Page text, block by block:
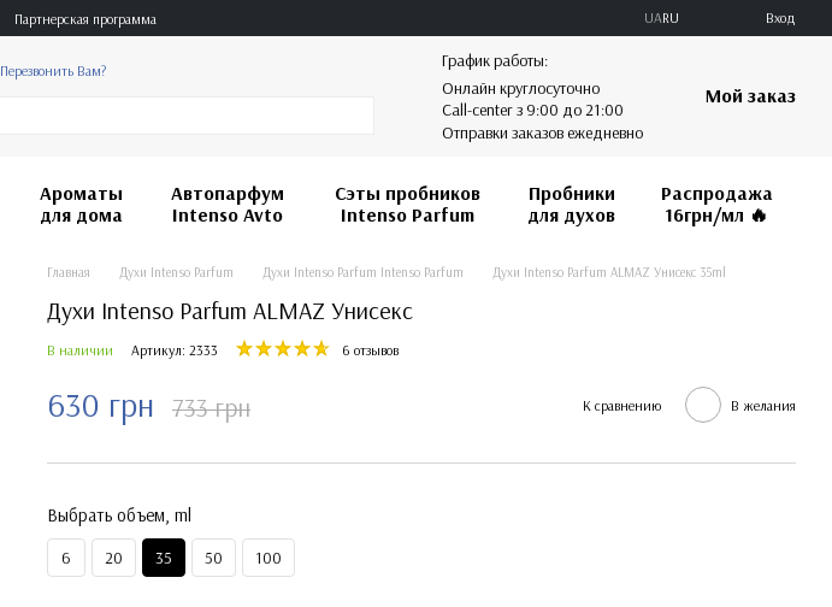
Партнерская программа UARU Вход
Перезвонить Вам?
График работы:
Онлайн круглосуточно
Call-center з 9:00 до 21:00
Отправки заказов ежедневно
Мой заказ
Ароматы
для дома
Автопарфум
Intenso Avto
Сэты пробников
Intenso Parfum
Пробники
для духов
Распродажа
16грн/мл 🔥️️️️️️
Главная Духи Intenso Parfum Духи Intenso Parfum Intenso Parfum Духи Intenso Parfum ALMAZ Унисекс 35ml
Духи Intenso Parfum ALMAZ Унисекс
В наличии Артикул: 2333 6 отзывов
630 грн 733 грн К сравнению В желания
Выбрать объем, ml
6 20 35 50 100